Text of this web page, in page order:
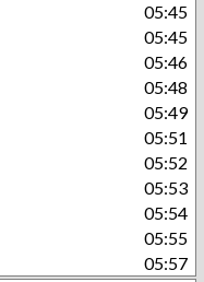
05:45
05:45
05:46
05:48
05:49
05:51
05:52
05:53
05:54
05:55
05:57